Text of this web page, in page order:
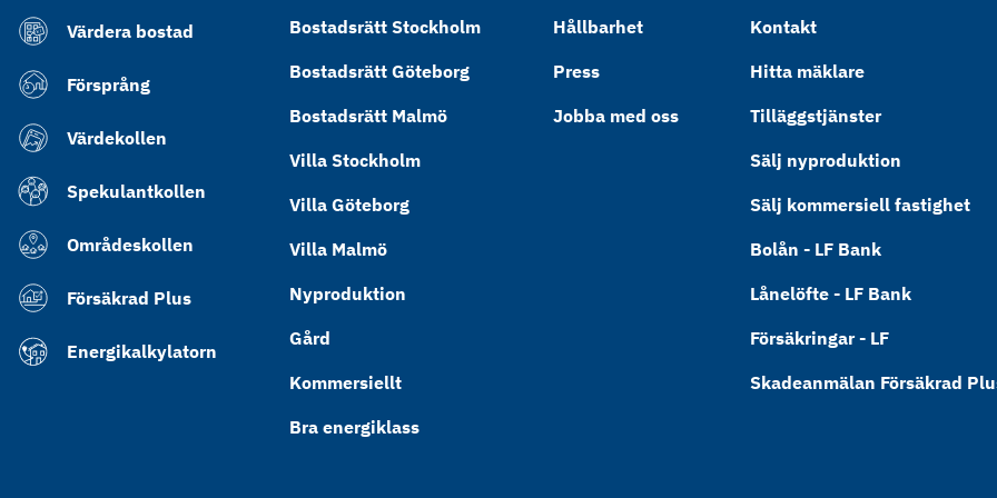
Värdera bostad
Försprång
Värdekollen
Spekulantkollen
Områdeskollen
Försäkrad Plus
Energikalkylatorn
Bostadsrätt Stockholm
Bostadsrätt Göteborg
Bostadsrätt Malmö
Villa Stockholm
Villa Göteborg
Villa Malmö
Nyproduktion
Gård
Kommersiellt
Bra energiklass
Hållbarhet
Press
Jobba med oss
Kontakt
Hitta mäklare
Tilläggstjänster
Sälj nyproduktion
Sälj kommersiell fastighet
Bolån - LF Bank
Lånelöfte - LF Bank
Försäkringar - LF
Skadeanmälan Försäkrad